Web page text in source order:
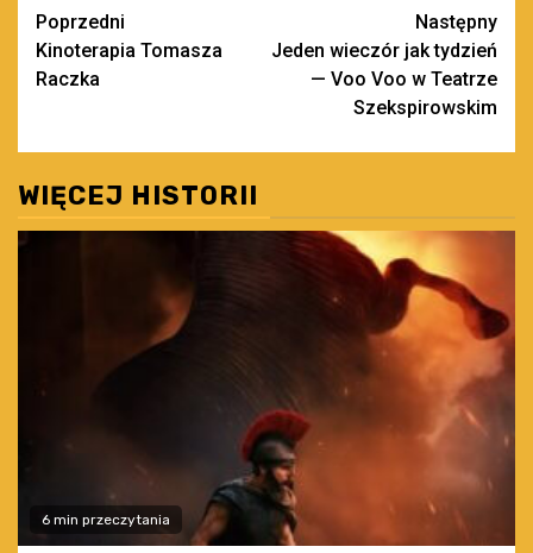
Zobacz
wpisy
Poprzedni
Kinoterapia Tomasza
Raczka
Następny
Jeden wieczór jak tydzień
— Voo Voo w Teatrze
Szekspirowskim
WIĘCEJ HISTORII
6 min przeczytania